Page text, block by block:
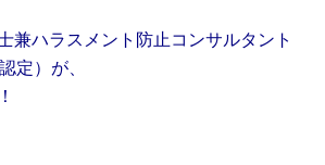
兼ハラスメント防止コンサルタント
定）が、